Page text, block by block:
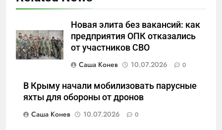
Новая элита без вакансий: как
предприятия ОПК отказались
от участников СВО
Саша Конев
10.07.2026 0
В Крыму начали мобилизовать парусные
яхты для обороны от дронов
Саша Конев
10.07.2026 0
Что происходит в
калининградском анклаве:
военные изымают спирт «для
защиты Отечества»
САНКТ-ПЕТЕРБУРГ И ОБЛАСТЬ
«500-тонный беспилотник»
или очередная показуха? Что
скрывает российский ВМФ
САНКТ-ПЕТЕРБУРГ И ОБЛАСТЬ